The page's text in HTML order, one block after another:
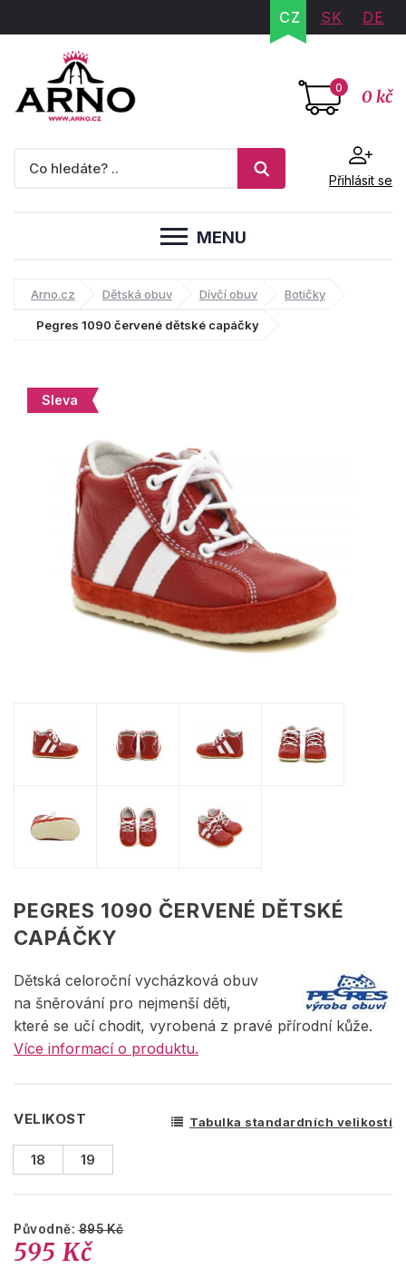
CZ SK DE
0 0 kč
Přihlásit se
MENU
Arno.cz Dětská obuv Dívčí obuv Botičky
Pegres 1090 červené dětské capáčky
Sleva
PEGRES 1090 ČERVENÉ DĚTSKÉ
CAPÁČKY
Dětská celoroční vycházková obuv
na šněrování pro nejmenší děti,
které se učí chodit, vyrobená z pravé přírodní kůže.
Více informací o produktu.
VELIKOST Tabulka standardních velikostí
18 19
Původně:895 Kč
595 Kč